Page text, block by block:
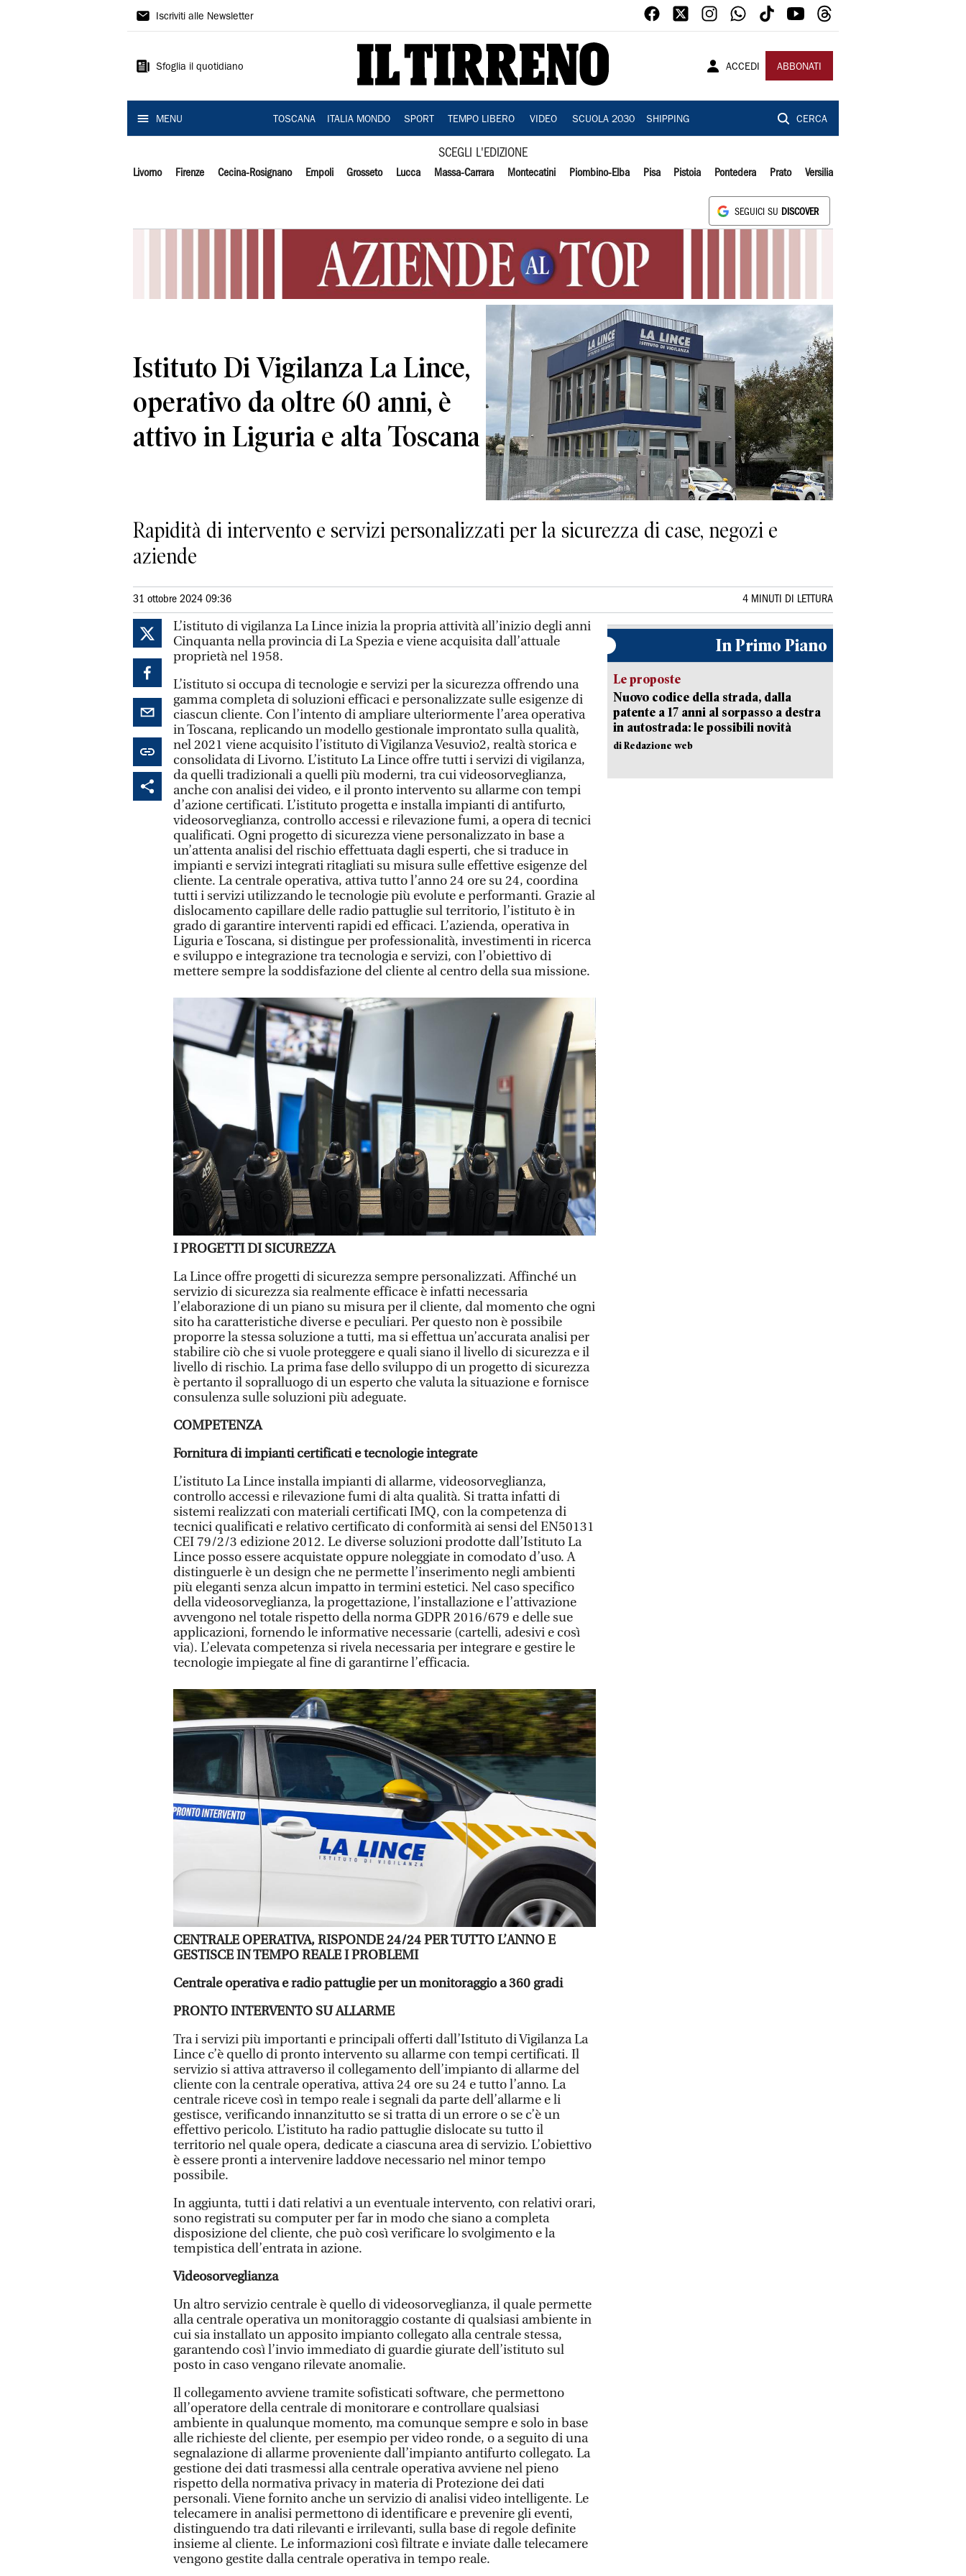
Il
Iscriviti alle Newsletter
Sfoglia il quotidiano ACCEDI ABBONATI
MENU TOSCANA ITALIA MONDO SPORT TEMPO LIBERO VIDEO SCUOLA 2030 SHIPPING CERCA
SCEGLI L'EDIZIONE
Livorno Firenze Cecina-Rosignano Empoli Grosseto Lucca Massa-Carrara Montecatini Piombino-Elba Pisa Pistoia Pontedera Prato Versilia
SEGUICI SU DISCOVER
Istituto Di Vigilanza La Lince,
operativo da oltre 60 anni, è
attivo in Liguria e alta Toscana
Rapidità di intervento e servizi personalizzati per la sicurezza di case, negozi e
aziende
31 ottobre 2024 09:36 4 MINUTI DI LETTURA
L’istituto di vigilanza La Lince inizia la propria attività all’inizio degli anni
Cinquanta nella provincia di La Spezia e viene acquisita dall’attuale
proprietà nel 1958.
L’istituto si occupa di tecnologie e servizi per la sicurezza offrendo una
gamma completa di soluzioni efficaci e personalizzate sulle esigenze di
ciascun cliente. Con l’intento di ampliare ulteriormente l’area operativa
in Toscana, replicando un modello gestionale improntato sulla qualità,
nel 2021 viene acquisito l’istituto di Vigilanza Vesuvio2, realtà storica e
consolidata di Livorno. L’istituto La Lince offre tutti i servizi di vigilanza,
da quelli tradizionali a quelli più moderni, tra cui videosorveglianza,
anche con analisi dei video, e il pronto intervento su allarme con tempi
d’azione certificati. L’istituto progetta e installa impianti di antifurto,
videosorveglianza, controllo accessi e rilevazione fumi, a opera di tecnici
qualificati. Ogni progetto di sicurezza viene personalizzato in base a
un’attenta analisi del rischio effettuata dagli esperti, che si traduce in
impianti e servizi integrati ritagliati su misura sulle effettive esigenze del
cliente. La centrale operativa, attiva tutto l’anno 24 ore su 24, coordina
tutti i servizi utilizzando le tecnologie più evolute e performanti. Grazie al
dislocamento capillare delle radio pattuglie sul territorio, l’istituto è in
grado di garantire interventi rapidi ed efficaci. L’azienda, operativa in
Liguria e Toscana, si distingue per professionalità, investimenti in ricerca
e sviluppo e integrazione tra tecnologia e servizi, con l’obiettivo di
mettere sempre la soddisfazione del cliente al centro della sua missione.
I PROGETTI DI SICUREZZA
La Lince offre progetti di sicurezza sempre personalizzati. Affinché un
servizio di sicurezza sia realmente efficace è infatti necessaria
l’elaborazione di un piano su misura per il cliente, dal momento che ogni
sito ha caratteristiche diverse e peculiari. Per questo non è possibile
proporre la stessa soluzione a tutti, ma si effettua un’accurata analisi per
stabilire ciò che si vuole proteggere e quali siano il livello di sicurezza e il
livello di rischio. La prima fase dello sviluppo di un progetto di sicurezza
è pertanto il sopralluogo di un esperto che valuta la situazione e fornisce
consulenza sulle soluzioni più adeguate.
COMPETENZA
Fornitura di impianti certificati e tecnologie integrate
L’istituto La Lince installa impianti di allarme, videosorveglianza,
controllo accessi e rilevazione fumi di alta qualità. Si tratta infatti di
sistemi realizzati con materiali certificati IMQ, con la competenza di
tecnici qualificati e relativo certificato di conformità ai sensi del EN50131
CEI 79/2/3 edizione 2012. Le diverse soluzioni prodotte dall’Istituto La
Lince posso essere acquistate oppure noleggiate in comodato d’uso. A
distinguerle è un design che ne permette l’inserimento negli ambienti
più eleganti senza alcun impatto in termini estetici. Nel caso specifico
della videosorveglianza, la progettazione, l’installazione e l’attivazione
avvengono nel totale rispetto della norma GDPR 2016/679 e delle sue
applicazioni, fornendo le informative necessarie (cartelli, adesivi e così
via). L’elevata competenza si rivela necessaria per integrare e gestire le
tecnologie impiegate al fine di garantirne l’efficacia.
CENTRALE OPERATIVA, RISPONDE 24/24 PER TUTTO L’ANNO E
GESTISCE IN TEMPO REALE I PROBLEMI
Centrale operativa e radio pattuglie per un monitoraggio a 360 gradi
PRONTO INTERVENTO SU ALLARME
Tra i servizi più importanti e principali offerti dall’Istituto di Vigilanza La
Lince c’è quello di pronto intervento su allarme con tempi certificati. Il
servizio si attiva attraverso il collegamento dell’impianto di allarme del
cliente con la centrale operativa, attiva 24 ore su 24 e tutto l’anno. La
centrale riceve così in tempo reale i segnali da parte dell’allarme e li
gestisce, verificando innanzitutto se si tratta di un errore o se c’è un
effettivo pericolo. L’istituto ha radio pattuglie dislocate su tutto il
territorio nel quale opera, dedicate a ciascuna area di servizio. L’obiettivo
è essere pronti a intervenire laddove necessario nel minor tempo
possibile.
In aggiunta, tutti i dati relativi a un eventuale intervento, con relativi orari,
sono registrati su computer per far in modo che siano a completa
disposizione del cliente, che può così verificare lo svolgimento e la
tempistica dell’entrata in azione.
Videosorveglianza
Un altro servizio centrale è quello di videosorveglianza, il quale permette
alla centrale operativa un monitoraggio costante di qualsiasi ambiente in
cui sia installato un apposito impianto collegato alla centrale stessa,
garantendo così l’invio immediato di guardie giurate dell’istituto sul
posto in caso vengano rilevate anomalie.
Il collegamento avviene tramite sofisticati software, che permettono
all’operatore della centrale di monitorare e controllare qualsiasi
ambiente in qualunque momento, ma comunque sempre e solo in base
alle richieste del cliente, per esempio per video ronde, o a seguito di una
segnalazione di allarme proveniente dall’impianto antifurto collegato. La
gestione dei dati trasmessi alla centrale operativa avviene nel pieno
rispetto della normativa privacy in materia di Protezione dei dati
personali. Viene fornito anche un servizio di analisi video intelligente. Le
telecamere in analisi permettono di identificare e prevenire gli eventi,
distinguendo tra dati rilevanti e irrilevanti, sulla base di regole definite
insieme al cliente. Le informazioni così filtrate e inviate dalle telecamere
vengono gestite dalla centrale operativa in tempo reale.
In Primo Piano
Le proposte
Nuovo codice della strada, dalla
patente a 17 anni al sorpasso a destra
in autostrada: le possibili novità
di Redazione web